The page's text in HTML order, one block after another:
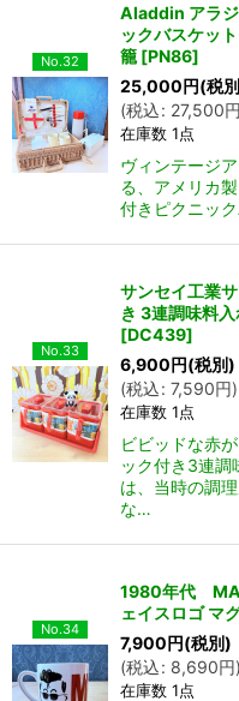
No.32
Aladdin アラジ
ックバスケッ
籠 [PN86]
25,000円(税
(税込: 27,500円
在庫数 1点
ヴィンテージ
る、アメリカ
付きピクニッ
No.33
サンセイ工業
き 3連調味料
[DC439]
6,900円(税別)
(税込: 7,590円)
在庫数 1点
ビビッドな赤
ック付き3連調
は、当時の調
な…
No.34
1980年代
ェイスロゴ マ
7,900円(税別)
(税込: 8,690円)
在庫数 1点